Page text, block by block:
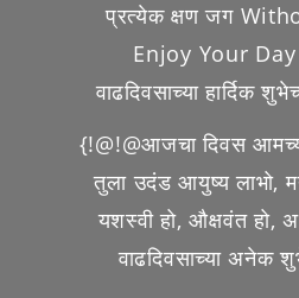
प्रत्येक क्षण जग
Enjoy Your
वाढदिवसाच्या हार्दिक
{!@!@आजचा दिवस
तुला उदंड आयुष्य लाभो,
यशस्वी हो, औक्षवंत हो,
वाढदिवसाच्या अनेक